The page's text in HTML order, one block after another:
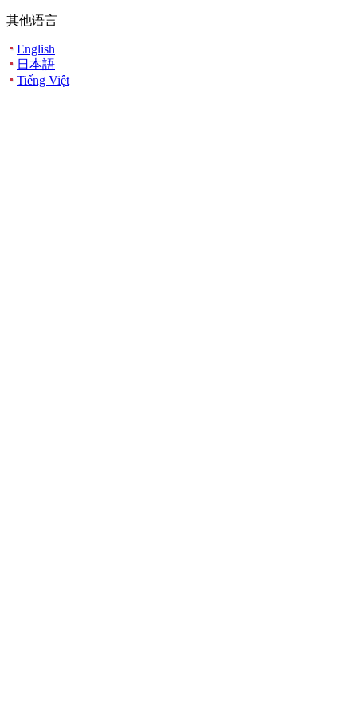
其他语言
English
日本語
Tiếng Việt